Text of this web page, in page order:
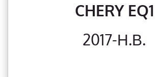
CHERY EQ1
2017-Н.В.